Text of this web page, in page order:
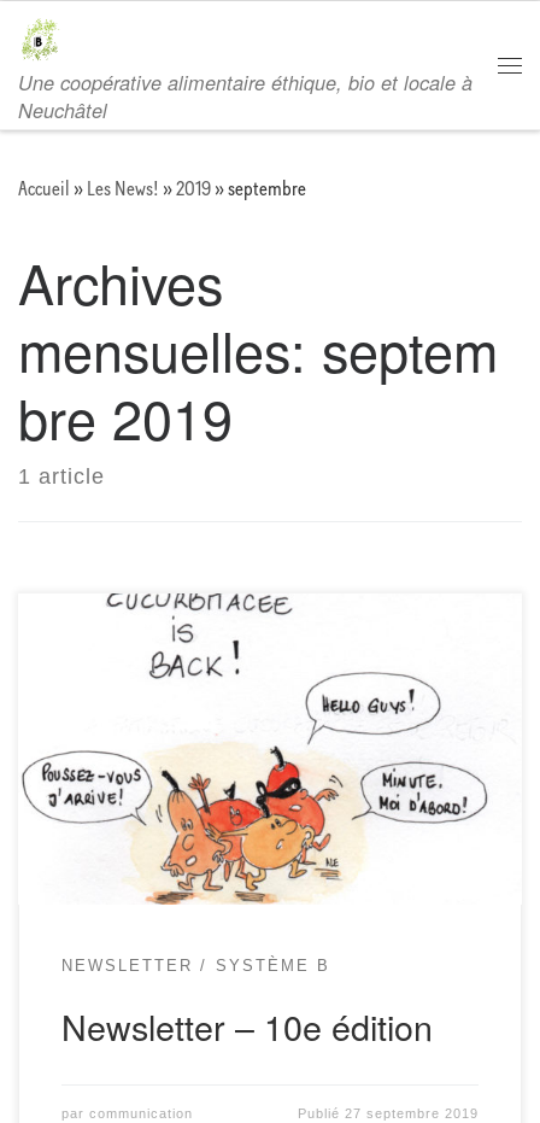
Passer au contenu
Une coopérative alimentaire éthique, bio et locale à
Neuchâtel
Accueil »Les News! »2019»septembre
Archives
mensuelles: septem
bre 2019
1 article
La newsletter de Système B Bienvenue dans la dixième Newsletter de
Système B ! Revoilà des infos pratiques, sympas, utiles, sur tout ce
qu’il y a de neuf du côté de votre coopérative bio, éthique et préférée.
Attention nouvelle rubrique: les trucs de Véronique! Bonne lecture !
Un pique-nique au […]
NEWSLETTER SYSTÈME B
Newsletter – 10e édition
par communication Publié 27 septembre 2019